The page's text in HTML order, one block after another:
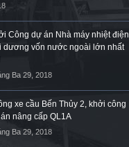
Công dự án Nhà máy nhiệt điện
dương vốn nước ngoài lớn nhất
Ba 29, 2018
xe cầu Bến Thủy 2, khởi công
nâng cấp QL1A
Ba 29, 2018